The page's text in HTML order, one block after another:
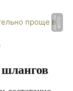
Ф
О
Т
О:
o
z
o
n.
r
u